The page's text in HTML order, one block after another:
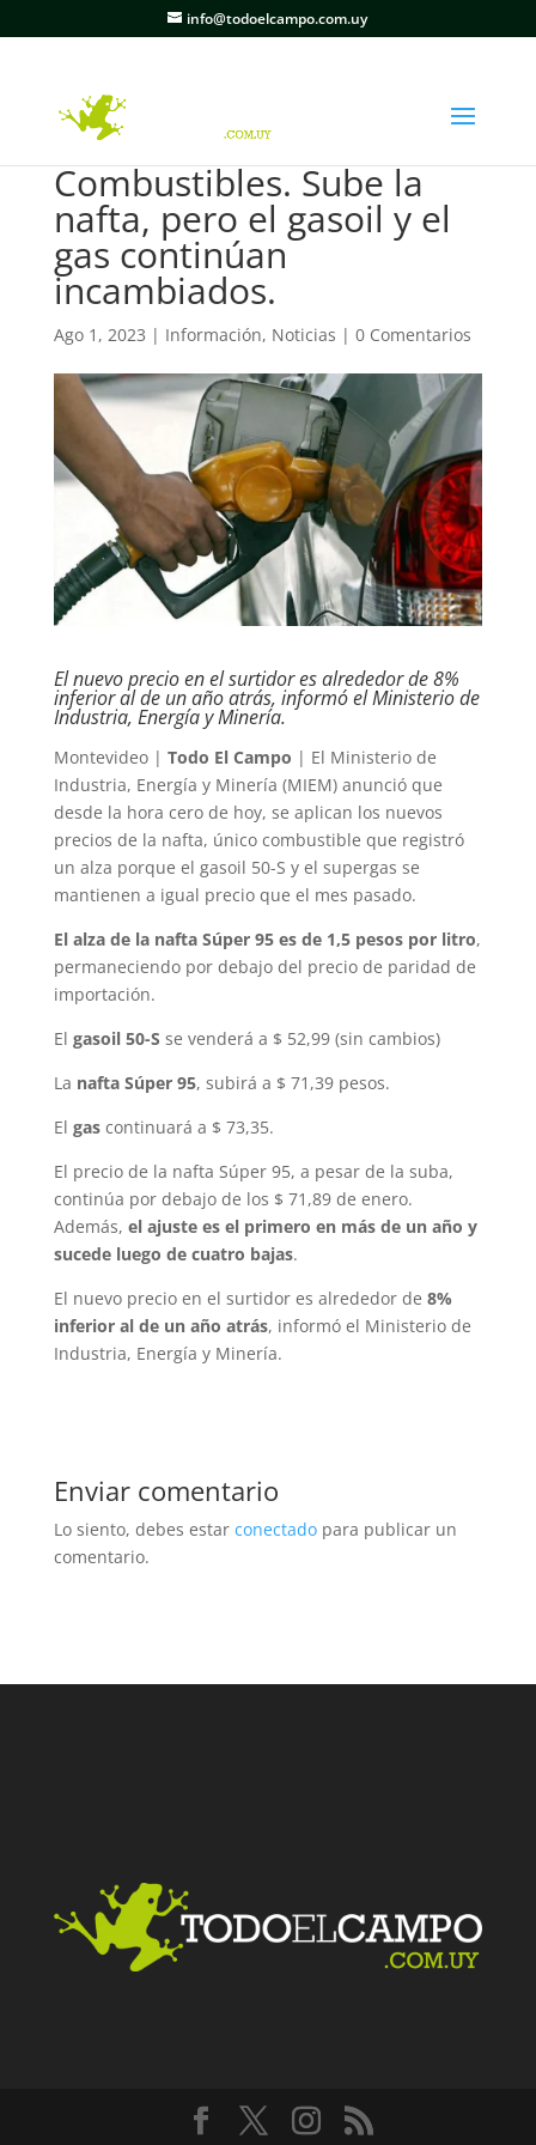
info@todoelcampo.com.uy
Combustibles. Sube la
nafta, pero el gasoil y el
gas continúan
incambiados.
Ago 1, 2023 | Información, Noticias | 0 Comentarios
El nuevo precio en el surtidor es alrededor de 8%
inferior al de un año atrás, informó el Ministerio de
Industria, Energía y Minería.
Montevideo | Todo El Campo | El Ministerio de
Industria, Energía y Minería (MIEM) anunció que
desde la hora cero de hoy, se aplican los nuevos
precios de la nafta, único combustible que registró
un alza porque el gasoil 50-S y el supergas se
mantienen a igual precio que el mes pasado.
El alza de la nafta Súper 95 es de 1,5 pesos por litro,
permaneciendo por debajo del precio de paridad de
importación.
El gasoil 50-S se venderá a $ 52,99 (sin cambios)
La nafta Súper 95, subirá a $ 71,39 pesos.
El gascontinuará a $ 73,35.
El precio de la nafta Súper 95, a pesar de la suba,
continúa por debajo de los $ 71,89 de enero.
Además, el ajuste es el primero en más de un año y
sucede luego de cuatro bajas.
El nuevo precio en el surtidor es alrededor de 8%
inferior al de un año atrás, informó el Ministerio de
Industria, Energía y Minería.
Enviar comentario
Lo siento, debes estar conectadopara publicar un
comentario.
Facebook